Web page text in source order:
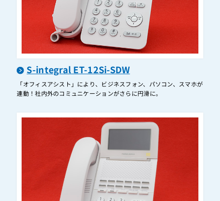
ET-20iZ-TELIR
ET-20iZ-TELIR2
ET-24Gi-TELPF
ET-24Gi-TELPF-HLP
ET-24Gi-TELPFI
ET-24iF-IPSDB
S-integral ET-12Si-SDW
「オフィスアシスト」により、ビジネスフォン、パソコン、スマホが
連動！社内外のコミュニケーションがさらに円滑に。